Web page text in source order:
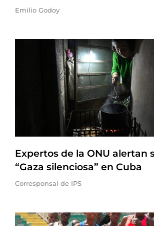
Emilio Godoy
Expertos de la ONU alertan
“Gaza silenciosa” en Cuba
Corresponsal de IPS